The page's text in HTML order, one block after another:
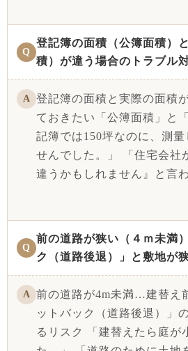
Q
登記簿の面積（公簿面積）
積）が違う場合のトラブル
A 登記簿の面積と実際の面積
ておきたい「公簿面積」と
記簿では150坪なのに、測
せんでした。」 「住宅会社
違うかもしれません』と言
Q
前の道路が狭い（４ｍ未満
ク（道路後退）」と敷地が
A 前の道路が4m未満…建替え
ットバック（道路後退）」
るリスク 「建替えたら庭が